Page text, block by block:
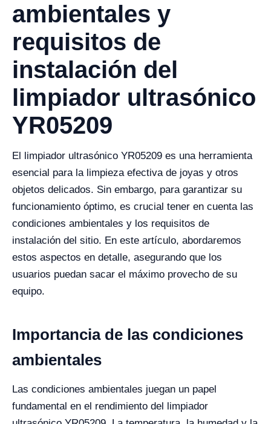
ambientales y
requisitos de
instalación del
limpiador ultrasónico
YR05209
El limpiador ultrasónico YR05209 es una herramienta
esencial para la limpieza efectiva de joyas y otros
objetos delicados. Sin embargo, para garantizar su
funcionamiento óptimo, es crucial tener en cuenta las
condiciones ambientales y los requisitos de
instalación del sitio. En este artículo, abordaremos
estos aspectos en detalle, asegurando que los
usuarios puedan sacar el máximo provecho de su
equipo.
Importancia de las condiciones
ambientales
Las condiciones ambientales juegan un papel
fundamental en el rendimiento del limpiador